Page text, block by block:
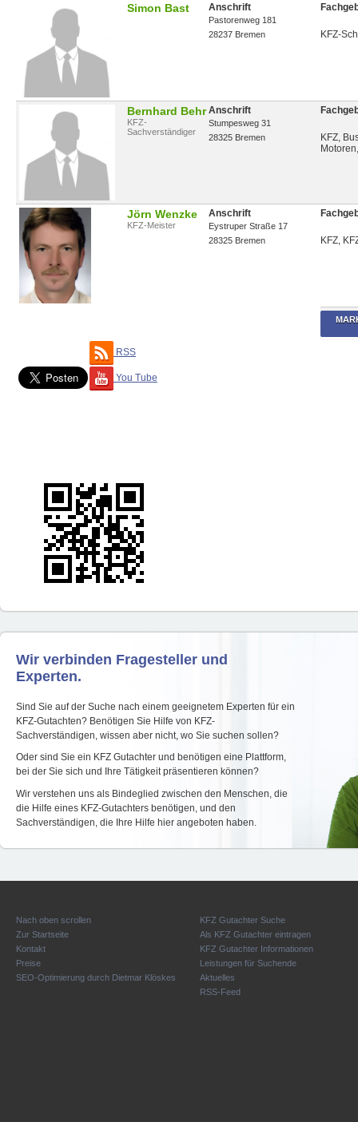
Simon Bast Anschrift
Pastorenweg 181
28237 Bremen
KFZ-
Bernhard Behr
KFZ-
Sachverständiger
Anschrift
Stumpesweg 31
28325 Bremen
KFZ,
Jörn Wenzke
KFZ-Meister
Anschrift
Eystruper Straße 17
28325 Bremen
KFZ,
RSS
You Tube
Wir verbinden Fragesteller und
Experten.
Sind Sie auf der Suche nach einem geeignetem Experten für ein
KFZ-Gutachten? Benötigen Sie Hilfe von KFZ-
Sachverständigen, wissen aber nicht, wo Sie suchen sollen?
Oder sind Sie ein KFZ Gutachter und benötigen eine Plattform,
bei der Sie sich und Ihre Tätigkeit präsentieren können?
Wir verstehen uns als Bindeglied zwischen den Menschen, die
die Hilfe eines KFZ-Gutachters benötigen, und den
Sachverständigen, die Ihre Hilfe hier angeboten haben.
Nach oben scrollen
Zur Startseite
Kontakt
Preise
SEO-Optimierung durch Dietmar Klöskes
KFZ Gutachter Suche
Als KFZ Gutachter eintragen
KFZ Gutachter Informationen
Leistungen für Suchende
Aktuelles
RSS-Feed